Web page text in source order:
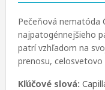
Pečeňová nematóda
najpatogénnejšieho
patrí vzhľadom na
prenosu, celosvetovo
Kľúčové slová: